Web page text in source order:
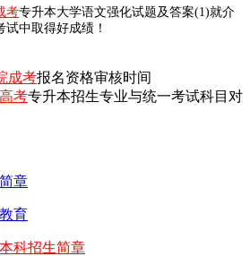
考专升本大学语文强化试题及答案(1)就介
中取得好成绩！
成考报名资格审核时间
考专升本招生专业与统一考试科目对
章
育
科招生简章